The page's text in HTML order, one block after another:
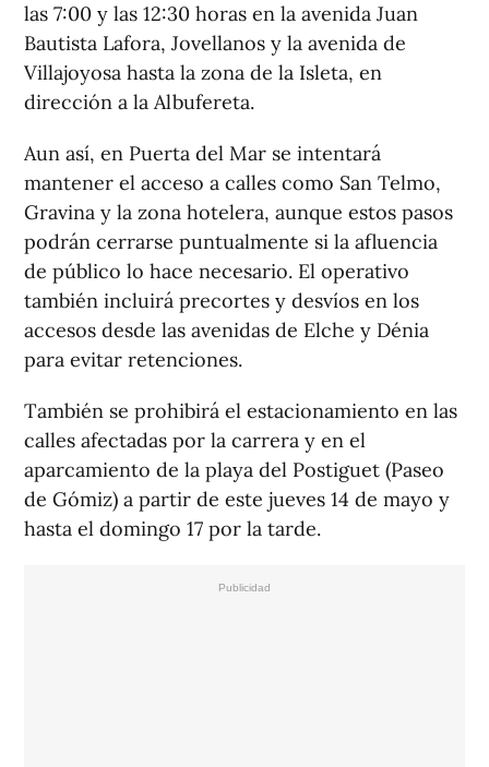
las 7:00 y las 12:30 horas en la avenida Juan
Bautista Lafora, Jovellanos y la avenida de
Villajoyosa hasta la zona de la Isleta, en
dirección a la Albufereta.
Aun así, en Puerta del Mar se intentará
mantener el acceso a calles como San Telmo,
Gravina y la zona hotelera, aunque estos pasos
podrán cerrarse puntualmente si la afluencia
de público lo hace necesario. El operativo
también incluirá precortes y desvíos en los
accesos desde las avenidas de Elche y Dénia
para evitar retenciones.
También se prohibirá el estacionamiento en las
calles afectadas por la carrera y en el
aparcamiento de la playa del Postiguet (Paseo
de Gómiz) a partir de este jueves 14 de mayo y
hasta el domingo 17 por la tarde.